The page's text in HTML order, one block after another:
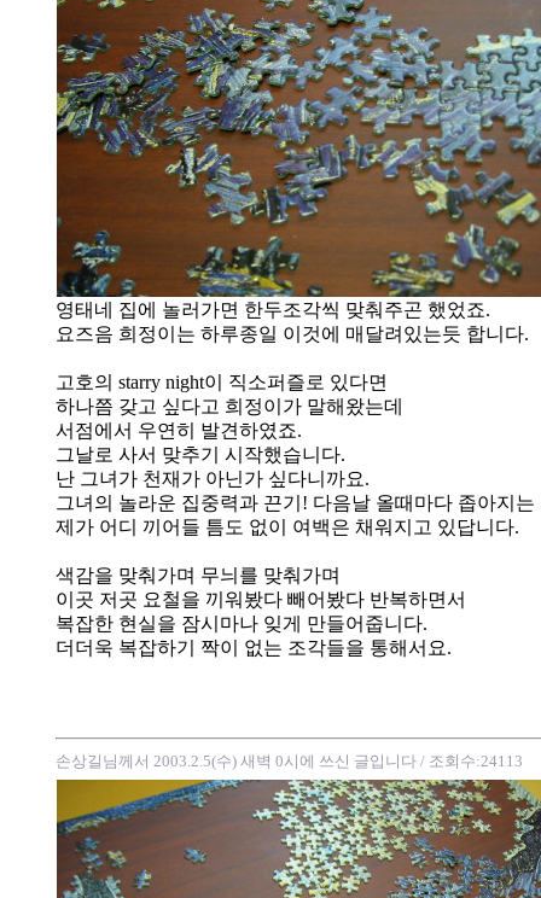
영태네 집에 놀러가면 한두조각씩 맞춰주곤 했었죠.
요즈음 희정이는 하루종일 이것에 매달려있는듯 합니다.
고호의 starry night이 직소퍼즐로 있다면
하나쯤 갖고 싶다고 희정이가 말해왔는데
서점에서 우연히 발견하였죠.
그날로 사서 맞추기 시작했습니다.
난 그녀가 천재가 아닌가 싶다니까요.
그녀의 놀라운 집중력과 끈기! 다음날 올때마다 좁아지는
제가 어디 끼어들 틈도 없이 여백은 채워지고 있답니다.
색감을 맞춰가며 무늬를 맞춰가며
이곳 저곳 요철을 끼워봤다 빼어봤다 반복하면서
복잡한 현실을 잠시마나 잊게 만들어줍니다.
더더욱 복잡하기 짝이 없는 조각들을 통해서요.
손상길님께서 2003.2.5(수) 새벽 0시에 쓰신 글입니다 / 조회수:24113